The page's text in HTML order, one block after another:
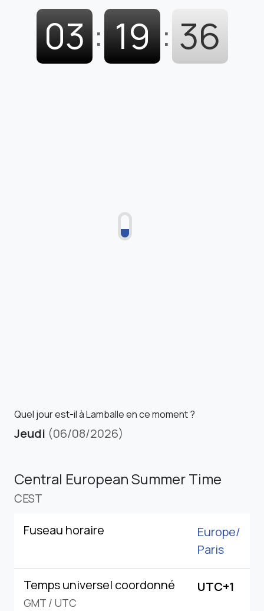
03 : 19 : 36
Quel jour est-il à Lamballe en ce moment ?
Jeudi (06/08/2026)
Central European Summer Time
CEST
Fuseau horaire
Europe/
Paris
Temps universel coordonné
GMT / UTC
UTC+1